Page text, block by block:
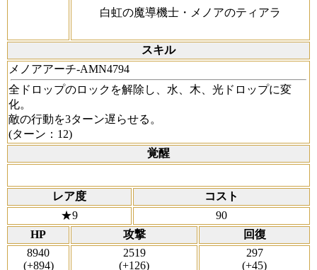
白虹の魔導機士・メノアのティアラ
スキル
メノアアーチ-AMN4794
全ドロップのロックを解除し、水、木、光ドロップに変
化。
敵の行動を3ターン遅らせる。
(ターン：12)
覚醒
レア度
コスト
★9
90
HP
攻撃
回復
8940
(+894)
2519
(+126)
297
(+45)